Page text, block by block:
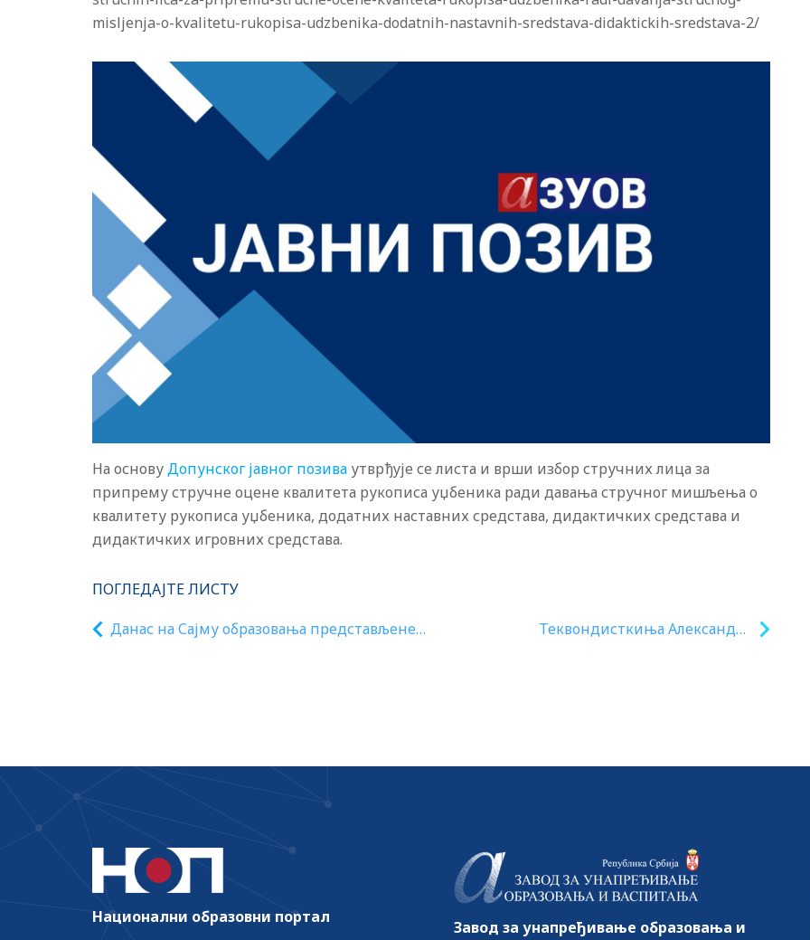
misljenja-o-kvalitetu-rukopisa-udzbenika-dodatnih-nastavnih-sredstava-didaktickih-sredstava-2/
На основуДопунског јавног позива утврђује се листа и врши избор стручних лица за
припрему стручне оцене квалитета рукописа уџбеника ради давања стручног мишљења о
квалитету рукописа уџбеника, додатних наставних средстава, дидактичких средстава и
дидактичких игровних средстава.
ПОГЛЕДАЈТЕ ЛИСТУ
Данас на Сајму образовања представљене
Теквондисткиња Александра
Национални образовни портал
Завод за унапређивање образовања и